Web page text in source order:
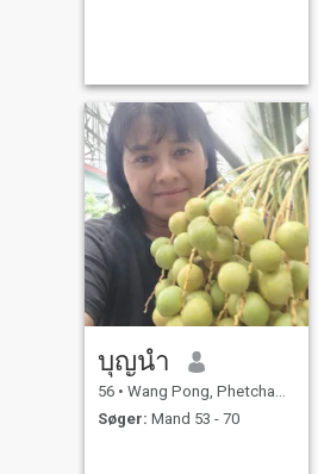
บุญนํา
56 • Wang Pong, Phetchabun, Thailand
Søger: Mand 53 - 70